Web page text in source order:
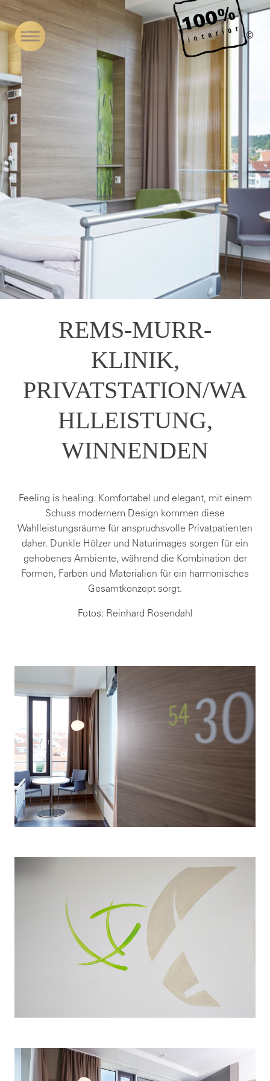
REMS-MURR-
KLINIK,
PRIVATSTATION/WA
HLLEISTUNG,
WINNENDEN
Feeling is healing. Komfortabel und elegant, mit einem
Schuss modernem Design kommen diese
Wahlleistungsräume für anspruchsvolle Privatpatienten
daher. Dunkle Hölzer und Naturimages sorgen für ein
gehobenes Ambiente, während die Kombination der
Formen, Farben und Materialien für ein harmonisches
Gesamtkonzept sorgt.
Fotos: Reinhard Rosendahl